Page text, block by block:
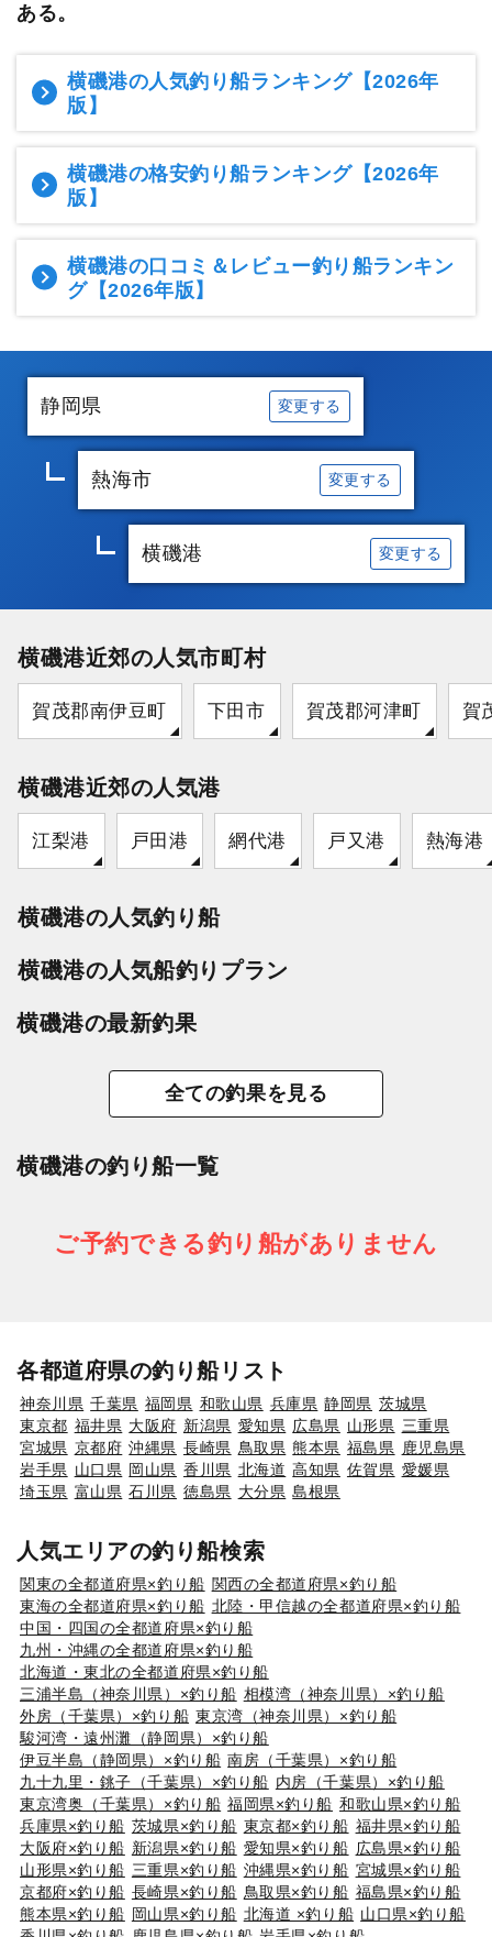
ある。
横磯港の人気釣り船ランキング【2026年
版】
横磯港の格安釣り船ランキング【2026年
版】
横磯港の口コミ＆レビュー釣り船ランキン
グ【2026年版】
静岡県 変更する
熱海市 変更する
横磯港 変更する
横磯港近郊の人気市町村
賀茂郡南伊豆町 下田市 賀茂郡河津町 賀
横磯港近郊の人気港
江梨港 戸田港 網代港 戸又港 熱海港
横磯港の人気釣り船
横磯港の人気船釣りプラン
横磯港の最新釣果
全ての釣果を見る
横磯港の釣り船一覧
ご予約できる釣り船がありません
各都道府県の釣り船リスト
神奈川県 千葉県 福岡県 和歌山県 兵庫県 静岡県 茨城県
東京都 福井県 大阪府 新潟県 愛知県 広島県 山形県 三重県
宮城県 京都府 沖縄県 長崎県 鳥取県 熊本県 福島県
鹿児島県
岩手県 山口県 岡山県 香川県 北海道 高知県 佐賀県 愛媛県
埼玉県 富山県 石川県 徳島県 大分県 島根県
人気エリアの釣り船検索
関東の全都道府県×釣り船 関西の全都道府県×釣り船
東海の全都道府県×釣り船 北陸・甲信越の全都道府県×釣り船
中国・四国の全都道府県×釣り船
九州・沖縄の全都道府県×釣り船
北海道・東北の全都道府県×釣り船
三浦半島（神奈川県）×釣り船 相模湾（神奈川県）×釣り船
外房（千葉県）×釣り船 東京湾（神奈川県）×釣り船
駿河湾・遠州灘（静岡県）×釣り船
伊豆半島（静岡県）×釣り船 南房（千葉県）×釣り船
九十九里・銚子（千葉県）×釣り船 内房（千葉県）×釣り船
東京湾奥（千葉県）×釣り船 福岡県×釣り船 和歌山県×釣り船
兵庫県×釣り船 茨城県×釣り船 東京都×釣り船 福井県×釣り船
大阪府×釣り船 新潟県×釣り船 愛知県×釣り船 広島県×釣り船
山形県×釣り船 三重県×釣り船 沖縄県×釣り船 宮城県×釣り船
京都府×釣り船 長崎県×釣り船 鳥取県×釣り船 福島県×釣り船
熊本県×釣り船 岡山県×釣り船 北海道 ×釣り船 山口県×釣り船